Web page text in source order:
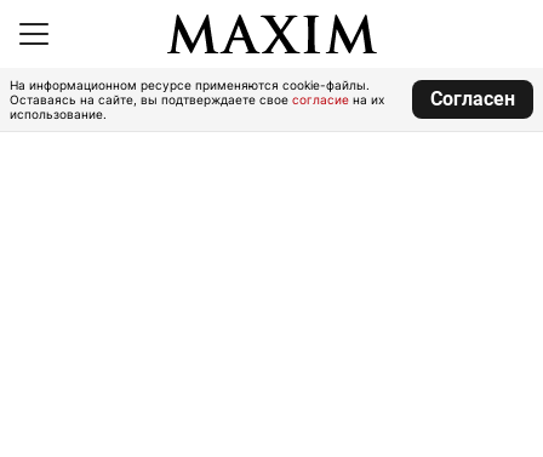
На информационном ресурсе применяются cookie-файлы.
Оставаясь на сайте, вы подтверждаете свое согласие на их
использование.
Согласен